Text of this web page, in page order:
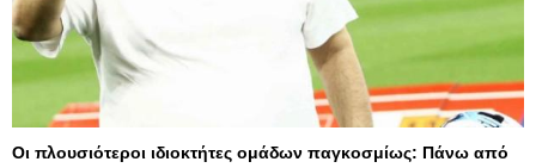
Οι πλουσιότεροι ιδιοκτήτες ομάδων παγκοσμίως: Πάνω από